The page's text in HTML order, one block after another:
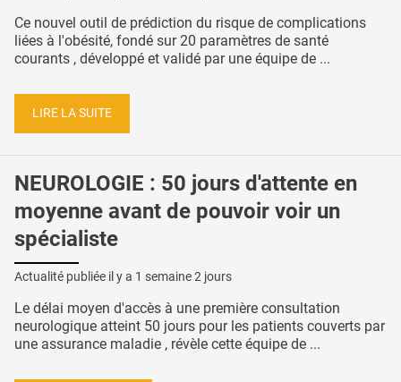
Ce nouvel outil de prédiction du risque de complications
liées à l'obésité, fondé sur 20 paramètres de santé
courants , développé et validé par une équipe de ...
LIRE LA SUITE
NEUROLOGIE : 50 jours d'attente en
moyenne avant de pouvoir voir un
spécialiste
Actualité publiée il y a 1 semaine 2 jours
Le délai moyen d'accès à une première consultation
neurologique atteint 50 jours pour les patients couverts par
une assurance maladie , révèle cette équipe de ...